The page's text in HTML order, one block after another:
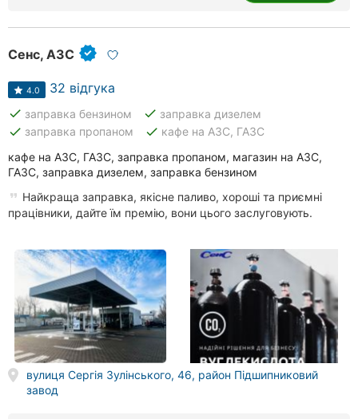
Сенс, АЗС
4.0 32 відгука
done заправка бензином done заправка дизелем
done заправка пропаном done кафе на АЗС, ГАЗС
кафе на АЗС, ГАЗС, заправка пропаном, магазин на АЗС,
ГАЗС, заправка дизелем, заправка бензином
Найкраща заправка, якісне паливо, хороші та приємні
працівники, дайте їм премію, вони цього заслуговують.
вулиця Сергія Зулінського, 46, район Підшипниковий
завод